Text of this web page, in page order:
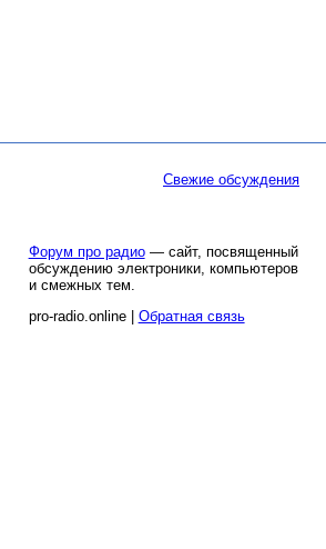
Свежие обсуждения
Форум про радио— сайт, посвященный
обсуждению электроники, компьютеров
и смежных тем.
pro-radio.online | Обратная связь